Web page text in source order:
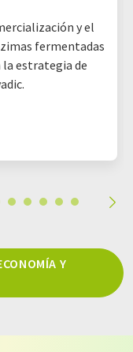
y el
fermentadas
estrategia de
Y